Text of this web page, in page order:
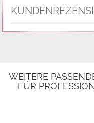
WEITERE
FÜR